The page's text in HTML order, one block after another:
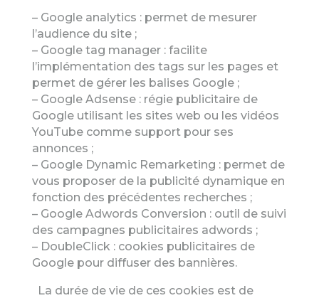
– Google analytics : permet de mesurer
l’audience du site ;
– Google tag manager : facilite
l’implémentation des tags sur les pages et
permet de gérer les balises Google ;
– Google Adsense : régie publicitaire de
Google utilisant les sites web ou les vidéos
YouTube comme support pour ses
annonces ;
– Google Dynamic Remarketing : permet de
vous proposer de la publicité dynamique en
fonction des précédentes recherches ;
– Google Adwords Conversion : outil de suivi
des campagnes publicitaires adwords ;
– DoubleClick : cookies publicitaires de
Google pour diffuser des bannières.
La durée de vie de ces cookies est de